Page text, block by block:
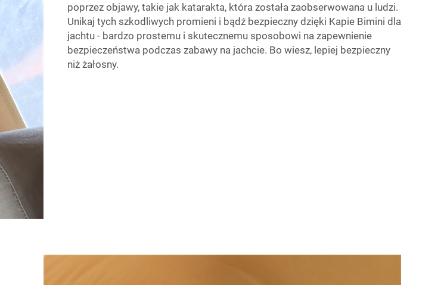
poprzez objawy, takie jak katarakta, która została zaobserwowana u ludzi.
Unikaj tych szkodliwych promieni i bądź bezpieczny dzięki Kapie Bimini dla
jachtu - bardzo prostemu i skutecznemu sposobowi na zapewnienie
bezpieczeństwa podczas zabawy na jachcie. Bo wiesz, lepiej bezpieczny
niż żałosny.